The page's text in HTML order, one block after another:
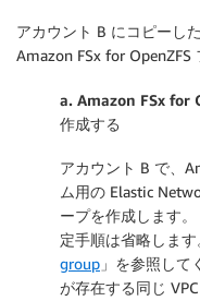
アカウント B にコピーし
Amazon FSx for OpenZFS
a. Amazon FSx for
作成する
アカウント B で、
ム用の Elastic
ープを作成します
定手順は省略しま
group 」を参照して
が存在する同じ